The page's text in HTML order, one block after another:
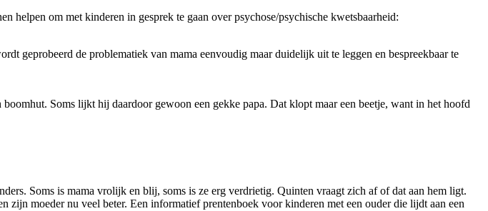
om met kinderen in gesprek te gaan over psychose/psychische kwetsbaarheid:
geprobeerd de problematiek van mama eenvoudig maar duidelijk uit te leggen en bespreekbaar te
Soms lijkt hij daardoor gewoon een gekke papa. Dat klopt maar een beetje, want in het hoofd
Soms is mama vrolijk en blij, soms is ze erg verdrietig. Quinten vraagt zich af of dat aan hem ligt.
moeder nu veel beter. Een informatief prentenboek voor kinderen met een ouder die lijdt aan een